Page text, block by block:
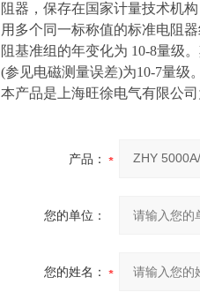
阻器，保存在国家计量技术机
用多个同一标称值的标准电阻
阻基准组的年变化为 10-8量级
(参见电磁测量误差)为10-7量级
本产品是上海旺徐电气有限公
产品：
您的单位：
您的姓名：